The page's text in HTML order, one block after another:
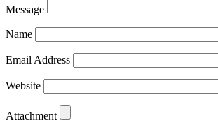
Message
Name
Email Address
Website
Attachment